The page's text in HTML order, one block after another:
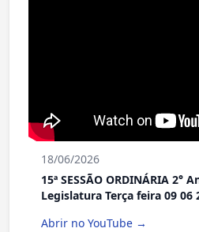
18/06/2026
15ª SESSÃO ORDINÁRIA
Legislatura
Abrir no YouTube →